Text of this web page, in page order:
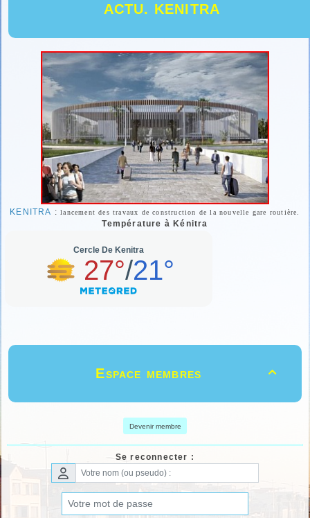
ACTU. KENITRA
KENITRA :lancement des travaux de construction de la nouvelle gare routière.
Température à Kénitra

Espace membres
Devenir membre
Se reconnecter :